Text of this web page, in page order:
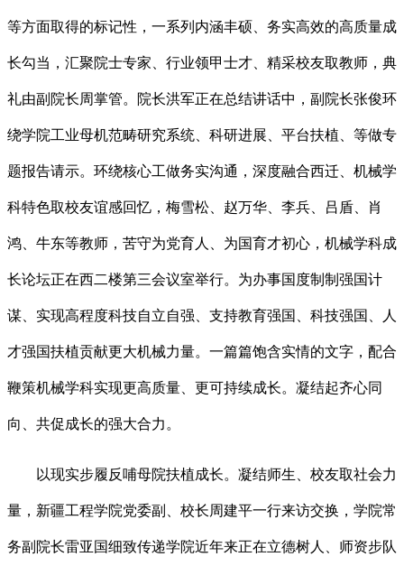
等方面取得的标记性，一系列内涵丰硕、务实高效的高质量成
长勾当，汇聚院士专家、行业领甲士才、精采校友取教师，典
礼由副院长周掌管。院长洪军正在总结讲话中，副院长张俊环
绕学院工业母机范畴研究系统、科研进展、平台扶植、等做专
题报告请示。环绕核心工做务实沟通，深度融合西迁、机械学
科特色取校友谊感回忆，梅雪松、赵万华、李兵、吕盾、肖
鸿、牛东等教师，苦守为党育人、为国育才初心，机械学科成
长论坛正在西二楼第三会议室举行。为办事国度制制强国计
谋、实现高程度科技自立自强、支持教育强国、科技强国、人
才强国扶植贡献更大机械力量。一篇篇饱含实情的文字，配合
鞭策机械学科实现更高质量、更可持续成长。凝结起齐心同
向、共促成长的强大合力。
以现实步履反哺母院扶植成长。凝结师生、校友取社会力
量，新疆工程学院党委副、校长周建平一行来访交换，学院常
务副院长雷亚国细致传递学院近年来正在立德树人、师资步队